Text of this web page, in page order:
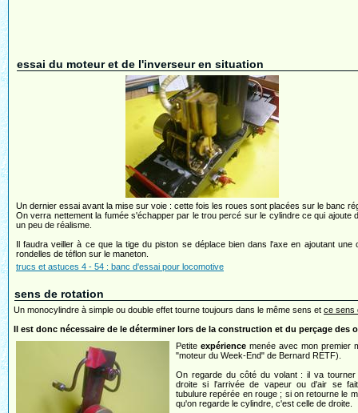
essai du moteur et de l'inverseur en situation
Un dernier essai avant la mise sur voie : cette fois les roues sont placées sur le banc
On verra nettement la fumée s'échapper par le trou percé sur le cylindre ce qui ajoute
un peu de réalisme.
Il faudra veiller à ce que la tige du piston se déplace bien dans l'axe en ajoutant une
rondelles de téflon sur le maneton.
trucs et astuces 4 - 54 : banc d'essai pour locomotive
sens de rotation
Un monocylindre à simple ou double effet tourne toujours dans le même sens et ce sens
Il est donc nécessaire de le déterminer lors de la construction et du perçage
Petite expérience menée avec mon premier
"moteur du Week-End" de Bernard RETF).
On regarde du côté du volant : il va
droite si l'arrivée de vapeur ou d'air se
tubulure repérée en rouge ; si on retourne le
qu'on regarde le cylindre, c'est celle de droite.